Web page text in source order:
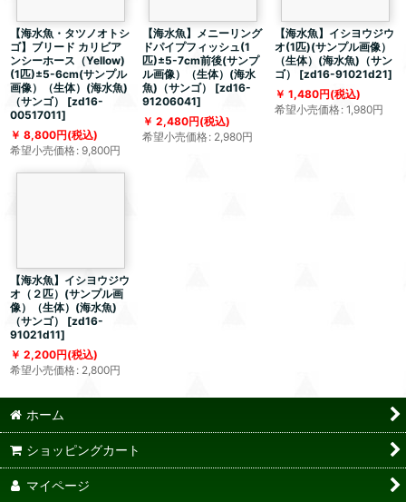
【海水魚・タツノオトシ
ゴ】ブリード カリビア
ンシーホース（Yellow)
(1匹)±5-6cm(サンプル
画像）（生体）(海水魚)
（サンゴ）
[zd16-
00517011]
8,800円(税込)
希望小売価格: 9,800円
【海水魚】メニーリング
ドパイプフィッシュ(1
匹)±5-7cm前後(サンプ
ル画像）（生体）(海水
魚)（サンゴ）
[zd16-
91206041]
2,480円(税込)
希望小売価格: 2,980円
【海水魚】イシヨウジウ
オ(1匹)(サンプル画像）
（生体）(海水魚)（サン
ゴ）
[zd16-91021d21]
1,480円(税込)
希望小売価格: 1,980円
【海水魚】イシヨウジウ
オ（２匹）(サンプル画
像）（生体）(海水魚)
（サンゴ）
[zd16-
91021d11]
2,200円(税込)
希望小売価格: 2,800円
ホーム
ショッピングカート
マイページ